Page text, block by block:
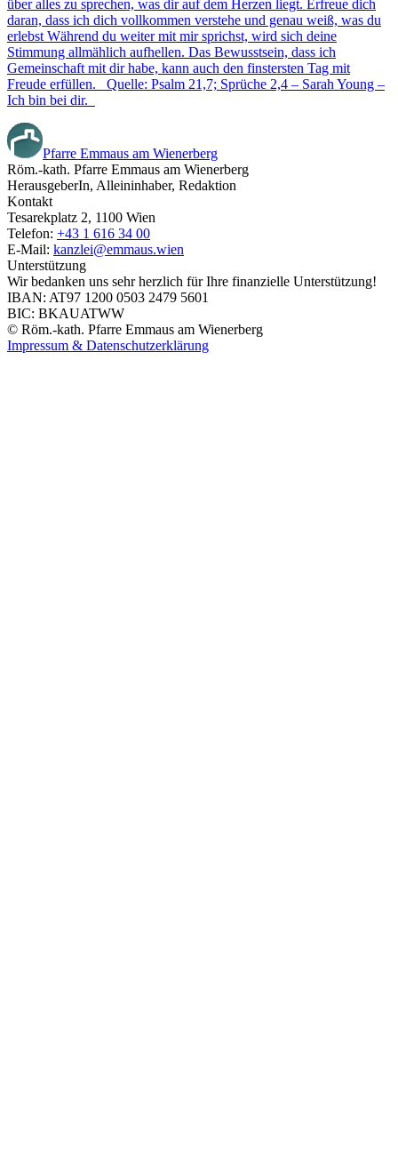
über alles zu sprechen, was dir auf dem Herzen liegt. Erfreue dich
daran, dass ich dich vollkommen verstehe und genau weiß, was du
erlebst Während du weiter mit mir sprichst, wird sich deine
Stimmung allmählich aufhellen. Das Bewusstsein, dass ich
Gemeinschaft mit dir habe, kann auch den finstersten Tag mit
Freude erfüllen. Quelle: Psalm 21,7; Sprüche 2,4 – Sarah Young –
Ich bin bei dir.
Pfarre Emmaus am Wienerberg
Röm.-kath. Pfarre Emmaus am Wienerberg
HerausgeberIn, Alleininhaber, Redaktion
Kontakt
Tesarekplatz 2, 1100 Wien
Telefon: +43 1 616 34 00
E-Mail: kanzlei@emmaus.wien
Unterstützung
Wir bedanken uns sehr herzlich für Ihre finanzielle Unterstützung!
IBAN: AT97 1200 0503 2479 5601
BIC: BKAUATWW
© Röm.-kath. Pfarre Emmaus am Wienerberg
Impressum & Datenschutzerklärung